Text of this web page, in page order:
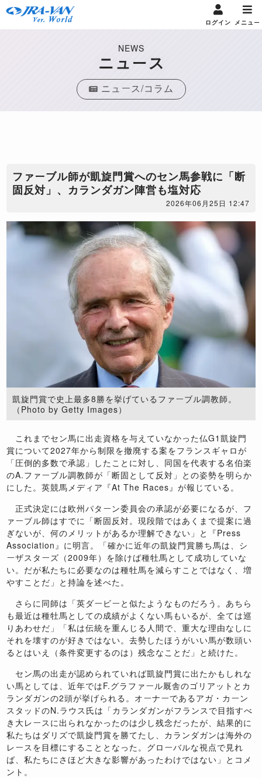
ログイン メニュー
NEWS
ニュース
ニュース/コラム
ファーブル師が凱旋門賞へのセン馬参戦に「断
固反対」、カランダガン陣営も塩対応
2026年06月25日 12:47
凱旋門賞で史上最多8勝を挙げているファーブル調教師。
（Photo by Getty Images）
これまでセン馬に出走資格を与えていなかった仏G1凱旋門
賞について2027年から制限を撤廃する案をフランスギャロが
「圧倒的多数で承認」したことに対し、同国を代表する名伯楽
のA.ファーブル調教師が「断固として反対」との姿勢を明らか
にした。英競馬メディア『At The Races』が報じている。
正式決定には欧州パターン委員会の承認が必要になるが、フ
ァーブル師はすでに「断固反対。現段階ではあくまで提案に過
ぎないが、何のメリットがあるか理解できない」と『Press
Association』に明言。「確かに近年の凱旋門賞勝ち馬は、シ
ーザスターズ（2009年）を除けば種牡馬として成功していな
い。だが私たちに必要なのは種牡馬を減らすことではなく、増
やすことだ」と持論を述べた。
さらに同師は「英ダービーと似たようなものだろう。あちら
も最近は種牡馬としての成績がよくない馬もいるが、全ては巡
りあわせだ」「私は伝統を重んじる人間で、重大な理由なしに
それを壊すのが好きではない。去勢したほうがいい馬が数頭い
るとはいえ（条件変更するのは）残念なことだ」と続けた。
セン馬の出走が認められていれば凱旋門賞に出たかもしれな
い馬としては、近年ではF.グラファール厩舎のゴリアットとカ
ランダガンの2頭が挙げられる。オーナーであるアガ・カーン
スタッドのN.ラウス氏は「カランダガンがフランスで目指すべ
き大レースに出られなかったのは少し残念だったが、結果的に
私たちはダリズで凱旋門賞を勝てたし、カランダガンは海外の
レースを目標にすることとなった。グローバルな視点で見れ
ば、私たちにさほど大きな影響があったわけではない」とコメ
ント。